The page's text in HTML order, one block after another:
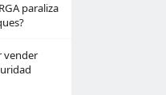
paraliza
vender